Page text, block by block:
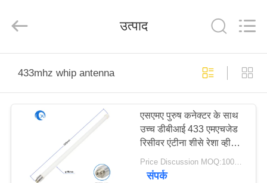
उत्पादों
Reserved.
उत्पाद
433mhz whip antenna
एसएमए पुरुष कनेक्टर के साथ
उच्च डीबीआई 433 एमएचजेड
रिसीवर एंटीना शीसे रेशा व्हीप
एंटीना
Price Discussion MOQ:100PCS
संपर्क